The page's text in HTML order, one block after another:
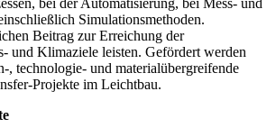
bei der Automatisierung, bei Mess- und
Simulationsmethoden.
Beitrag zur Erreichung der
und Klimaziele leisten. Gefördert werden
, technologie- und materialübergreifende
Projekte im Leichtbau.